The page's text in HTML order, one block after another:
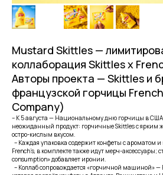
Mustard Skittles —
коллаборация Skittles x
Авторы проекта — Skittles и
французской горчицы
Company)
– К 5 августа — Национальному дню горчицы в
неожиданный продукт: горчичные Skittles с
остро-кислым вкусом.
– Каждая упаковка содержит конфеты с ароматом
French’s, в комплекте также идут мерч-аксессуары;
consumption» добавляет иронии.
– Коллаб сопровождается «горчичной машиной» —